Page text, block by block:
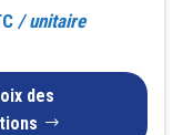
/ unitaire
des